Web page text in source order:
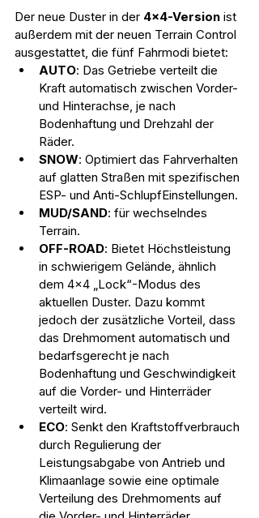
Der neue Duster in der 4x4-Version ist
außerdem mit der neuen Terrain Control
ausgestattet, die fünf Fahrmodi bietet:
AUTO: Das Getriebe verteilt die
Kraft automatisch zwischen Vorder-
und Hinterachse, je nach
Bodenhaftung und Drehzahl der
Räder.
SNOW: Optimiert das Fahrverhalten
auf glatten Straßen mit spezifischen
ESP- und Anti-SchlupfEinstellungen.
MUD/SAND: für wechselndes
Terrain.
OFF-ROAD: Bietet Höchstleistung
in schwierigem Gelände, ähnlich
dem 4x4 „Lock“-Modus des
aktuellen Duster. Dazu kommt
jedoch der zusätzliche Vorteil, dass
das Drehmoment automatisch und
bedarfsgerecht je nach
Bodenhaftung und Geschwindigkeit
auf die Vorder- und Hinterräder
verteilt wird.
ECO: Senkt den Kraftstoffverbrauch
durch Regulierung der
Leistungsabgabe von Antrieb und
Klimaanlage sowie eine optimale
Verteilung des Drehmoments auf